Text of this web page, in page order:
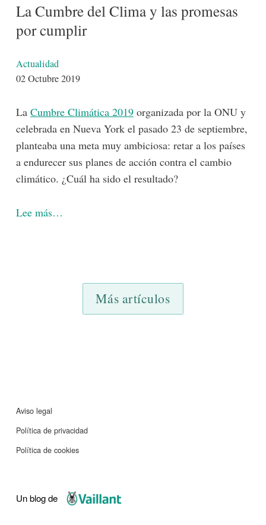
La Cumbre del Clima y las promesas
por cumplir
DetallesActualidad
02 Octubre 2019
La Cumbre Climática 2019organizada por la ONU y
celebrada en Nueva York el pasado 23 de septiembre,
planteaba una meta muy ambiciosa: retar a los países
a endurecer sus planes de acción contra el cambio
climático. ¿Cuál ha sido el resultado?
Lee más…
Más artículos
Aviso legal
Política de privacidad
Política de cookies